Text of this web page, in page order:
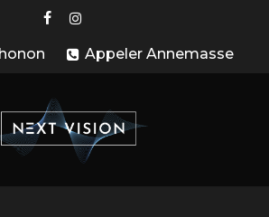
facebook
instagram
Appeler Annemasse